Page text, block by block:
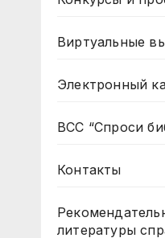
Виртуальные
Электронный
ВСС “Спроси
Контакты
литературы